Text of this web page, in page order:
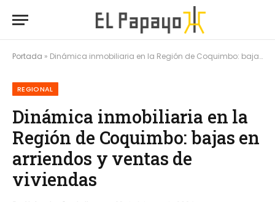
Portada » Dinámica inmobiliaria en la Región de Coquimbo: bajas en arriendos y ventas de viviendas
REGIONAL
Dinámica inmobiliaria en la
Región de Coquimbo: bajas en
arriendos y ventas de
viviendas